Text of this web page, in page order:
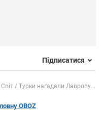
Підписатися
Світ Турки нагадали Лаврову...
OBOZ